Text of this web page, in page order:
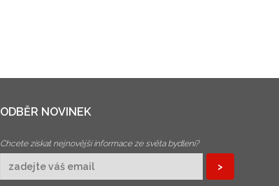
ODBĚR NOVINEK
Chcete získat nejnovější informace ze světa bydlení?